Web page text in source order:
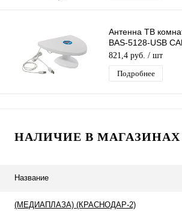
Антенна ТВ
BAS-5128-USB
эфирная для
Рэмо
821,4 руб. / шт
Подробнее
НАЛИЧИЕ В МАГАЗИНАХ
Название
(МЕДИАПЛАЗА) (КРАСНОДАР-2)